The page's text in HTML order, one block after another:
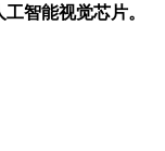
智能视觉芯片。